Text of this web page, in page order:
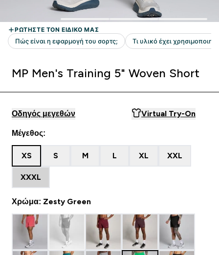
MP Men's Training 5" Woven Short
Οδηγός μεγεθών Virtual Try-On
Μέγεθος:
XS S M L XL XXL
XXXL
Χρώμα: Zesty Green